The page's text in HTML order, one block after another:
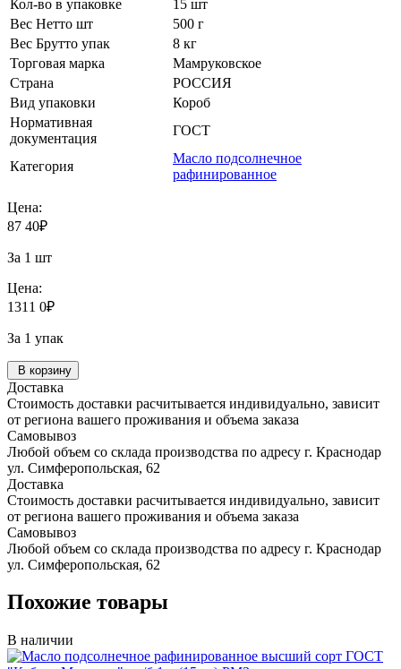
Кол-во в упаковке
15 шт
Вес Нетто шт
500 г
Вес Брутто упак
8 кг
Торговая марка
Мамруковское
Страна
РОССИЯ
Вид упаковки
Короб
Нормативная
документация
ГОСТ
Категория
Масло подсолнечное
рафинированное
Цена:
87 40₽
За 1 шт
Цена:
1311 0₽
За 1 упак
В корзину
Доставка
Стоимость доставки расчитывается индивидуально, зависит
от региона вашего проживания и объема заказа
Самовывоз
Любой объем со склада производства по адресу г. Краснодар
ул. Симферопольская, 62
Доставка
Стоимость доставки расчитывается индивидуально, зависит
от региона вашего проживания и объема заказа
Самовывоз
Любой объем со склада производства по адресу г. Краснодар
ул. Симферопольская, 62
Похожие товары
В наличии